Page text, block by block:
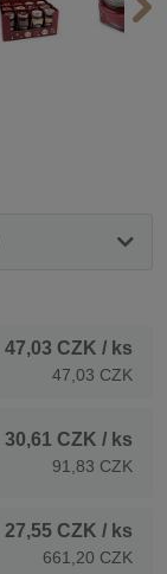
47,03 CZK / ks
47,03 CZK
30,61 CZK / ks
91,83 CZK
27,55 CZK / ks
661,20 CZK